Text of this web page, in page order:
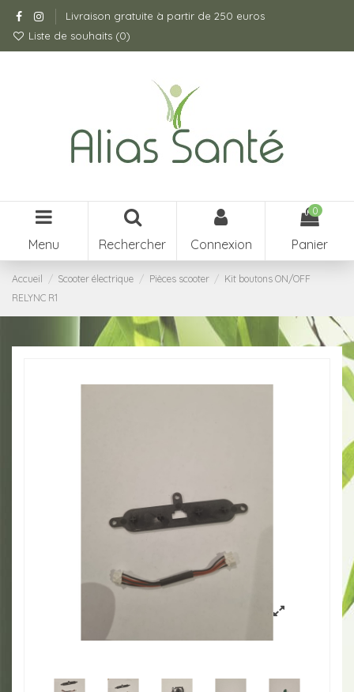
Livraison gratuite à partir de 250 euros
Liste de souhaits (0)
Menu Rechercher Connexion
0
Panier
Accueil Scooter électrique Pièces scooter
Kit boutons ON/OFF
RELYNC R1